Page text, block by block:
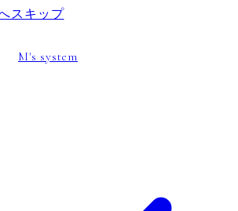
スキップ
M's system